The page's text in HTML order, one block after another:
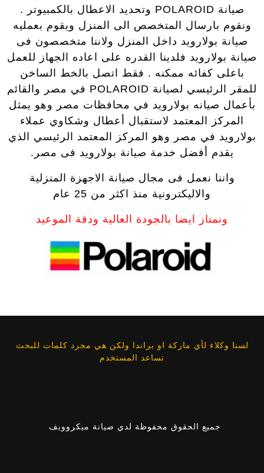
صيانة POLAROID وتحديد الاعطال بالكمبيوتر .
ونقوم بارسال المتخصص الى المنزل ويقوم بعمليه
صيانة بولارويد داخل المنزل ولاننا متخصصون فى
صيانة بولارويد فلدينا القدره على اعاده الجهاز للعمل
باعلى كفائه ممكنه . فقط اتصل بالخط الساخن
للمقر الرئيسي لصيانة POLAROID في مصر والقائم
بأعمال صيانه بولارويد في محافظات مصر وهو يمثل
المركز المعتمد لاستقبال أعطال وشكاوي عملاء
بولارويد في مصر وهو المركز المعتمد الرئيسي الذي
يقدم أفضل خدمة صيانة بولارويد فى مصر.
واننا نعمل فى مجال صيانة الاجهزة المنزلية
والاليكترونية منذ اكثر من 25 عام
ونمتاز ايضا بالجودة العالية ودقة الموعيد
لسنا وكلاء لأي ماركة او براندا ولكن هي مجرد كلمات للبحث
تساعد المستخدم
جميع الحقوق محفوظة لدي صيانة ميكروويف